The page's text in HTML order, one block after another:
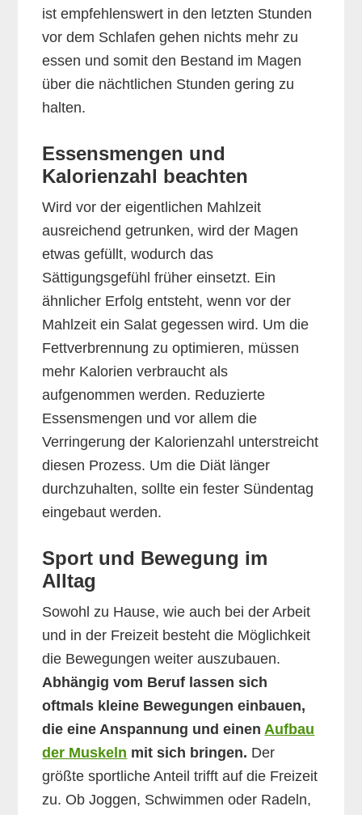
ist empfehlenswert in den letzten Stunden
vor dem Schlafen gehen nichts mehr zu
essen und somit den Bestand im Magen
über die nächtlichen Stunden gering zu
halten.
Essensmengen und
Kalorienzahl beachten
Wird vor der eigentlichen Mahlzeit
ausreichend getrunken, wird der Magen
etwas gefüllt, wodurch das
Sättigungsgefühl früher einsetzt. Ein
ähnlicher Erfolg entsteht, wenn vor der
Mahlzeit ein Salat gegessen wird. Um die
Fettverbrennung zu optimieren, müssen
mehr Kalorien verbraucht als
aufgenommen werden. Reduzierte
Essensmengen und vor allem die
Verringerung der Kalorienzahl unterstreicht
diesen Prozess. Um die Diät länger
durchzuhalten, sollte ein fester Sündentag
eingebaut werden.
Sport und Bewegung im
Alltag
Sowohl zu Hause, wie auch bei der Arbeit
und in der Freizeit besteht die Möglichkeit
die Bewegungen weiter auszubauen.
Abhängig vom Beruf lassen sich
oftmals kleine Bewegungen einbauen,
die eine Anspannung und einenAufbau
der Muskeln mit sich bringen. Der
größte sportliche Anteil trifft auf die Freizeit
zu. Ob Joggen, Schwimmen oder Radeln,